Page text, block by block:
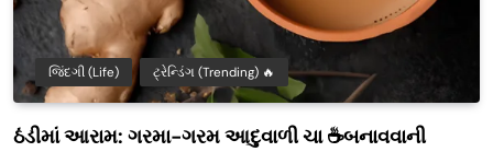
જિંદગી (Life) ટ્રેન્ડિંગ (Trending) 🔥
ઠંડીમાં આરામ: ગરમા-ગરમ આદુવાળી ચા ☕બનાવવાની